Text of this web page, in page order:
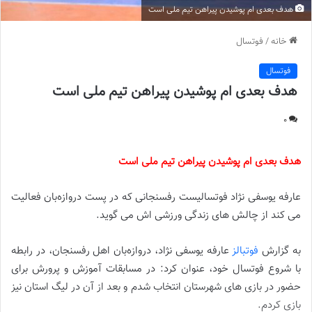
هدف بعدی ام پوشیدن پیراهن تیم ملی است
خانه/ فوتسال
فوتسال
هدف بعدی ام پوشیدن پیراهن تیم ملی است
0
هدف بعدی ام پوشیدن پیراهن تیم ملی است
عارفه یوسفی نژاد فوتسالیست رفسنجانی که در پست دروازه‌بان فعالیت
می کند از چالش های زندگی ورزشی اش می گوید.
به گزارش فوتبالزعارفه یوسفی نژاد، دروازه‌بان اهل رفسنجان، در رابطه
با شروع فوتسال خود، عنوان کرد: در مسابقات آموزش و پرورش برای
حضور در بازی های شهرستان انتخاب شدم و بعد از آن در لیگ استان نیز
بازی کردم.